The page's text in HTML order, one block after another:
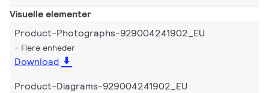
Visuelle elementer
Product-Photographs-929004241902_EU
Flere enheder
Download
Product-Diagrams-929004241902_EU